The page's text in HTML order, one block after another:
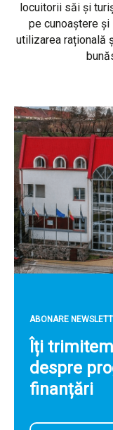
locuitorii săi și
pe cunoaștere și
utilizarea rațională
ABONARE
Îți
despre
finanțări